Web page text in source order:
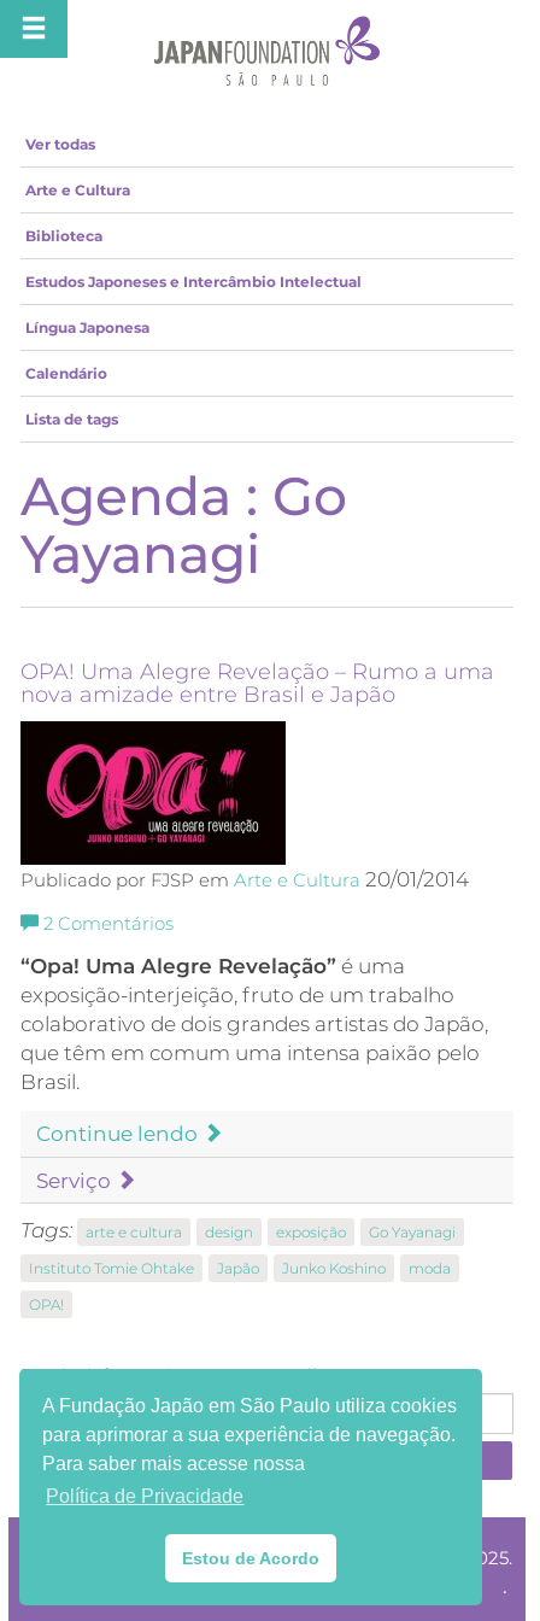
Ver todas
Arte e Cultura
Biblioteca
Estudos Japoneses e Intercâmbio Intelectual
Língua Japonesa
Calendário
Lista de tags
Agenda : Go
Yayanagi
OPA! Uma Alegre Revelação – Rumo a uma
nova amizade entre Brasil e Japão
Publicado por FJSP em Arte e Cultura 20/01/2014
2 Comentários
“Opa! Uma Alegre Revelação” é uma
exposição-interjeição, fruto de um trabalho
colaborativo de dois grandes artistas do Japão,
que têm em comum uma intensa paixão pelo
Brasil.
Continue lendo
Serviço
Tags: arte e cultura design exposição
Go Yayanagi
Instituto Tomie Ohtake
Japão Junko Koshino
moda
OPA!
Receba informações em seu e-mail:
®Copyright Fundação Japão em São Paulo 2002-2025.
HTML e CSS válidos. Todos os direitos reservados.
.
A Fundação Japão em São Paulo utiliza cookies
para aprimorar a sua experiência de navegação.
Para saber mais acesse nossa
Política de Privacidade
Estou de Acordo